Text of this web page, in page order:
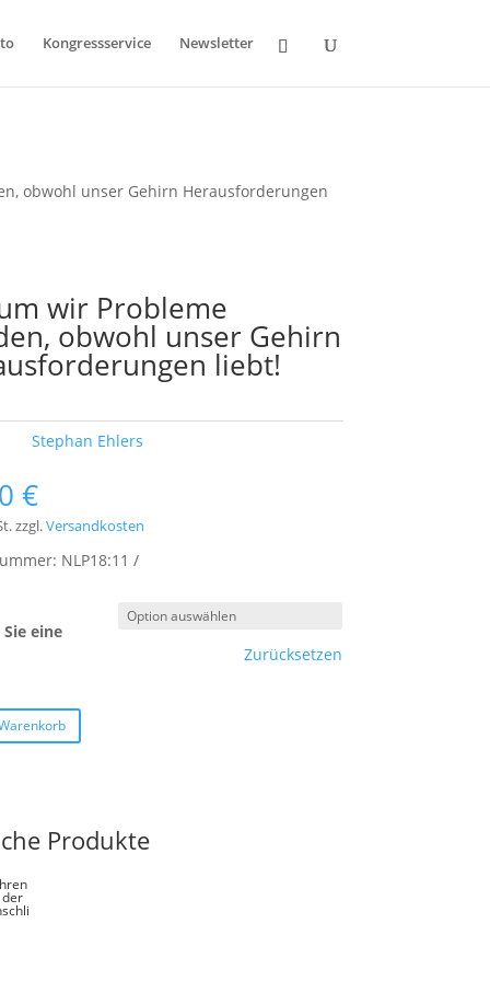
Kongressservice Newsletter
obwohl unser Gehirn Herausforderungen
wir Probleme
obwohl unser Gehirn
liebt!
Stephan Ehlers
€
zzgl.Versandkosten
NLP18:11
eine
Zurücksetzen
Produkte
der